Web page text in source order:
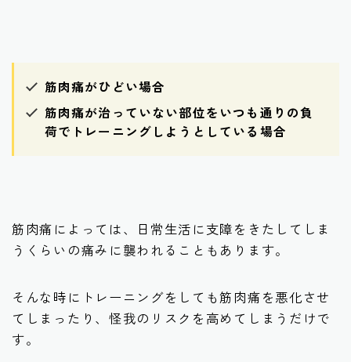
筋肉痛がひどい場合
筋肉痛が治っていない部位をいつも通りの負
荷でトレーニングしようとしている場合
筋肉痛によっては、日常生活に支障をきたしてしま
うくらいの痛みに襲われることもあります。
そんな時にトレーニングをしても筋肉痛を悪化させ
てしまったり、怪我のリスクを高めてしまうだけで
す。